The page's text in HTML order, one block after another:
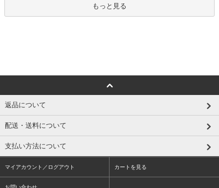
もっと見る
返品について
配送・送料について
支払い方法について
マイアカウント／ログアウト カートを見る